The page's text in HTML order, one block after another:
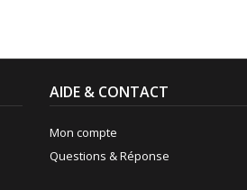
AIDE & CONTACT
Mon compte
Questions & Réponse